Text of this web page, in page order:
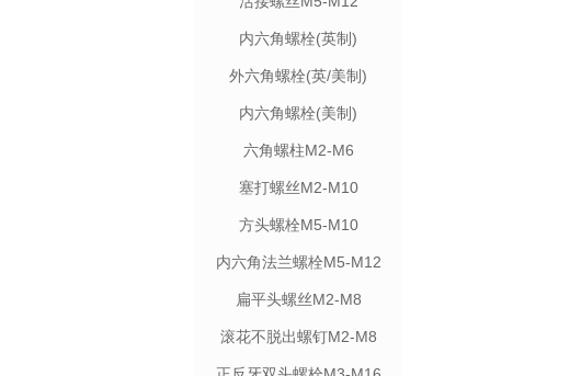
内六角螺栓(英制)
外六角螺栓(英/美制)
内六角螺栓(美制)
六角螺柱M2-M6
塞打螺丝M2-M10
方头螺栓M5-M10
内六角法兰螺栓M5-M12
扁平头螺丝M2-M8
滚花不脱出螺钉M2-M8